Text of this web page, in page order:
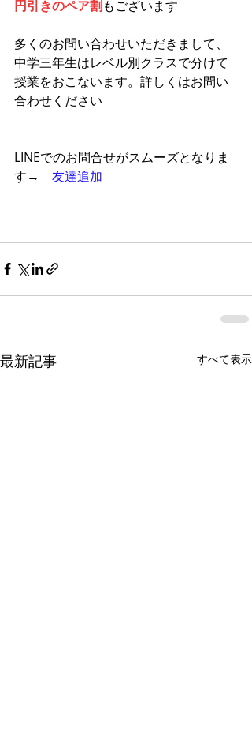
円引きのペア割もございます
多くのお問い合わせいただきまして、
中学三年生はレベル別クラスで分けて
授業をおこないます。詳しくはお問い
合わせください
LINEでのお問合せがスムーズとなりま
す→ 友達追加
最新記事 すべて表示